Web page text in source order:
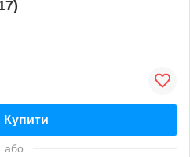
Купити
або